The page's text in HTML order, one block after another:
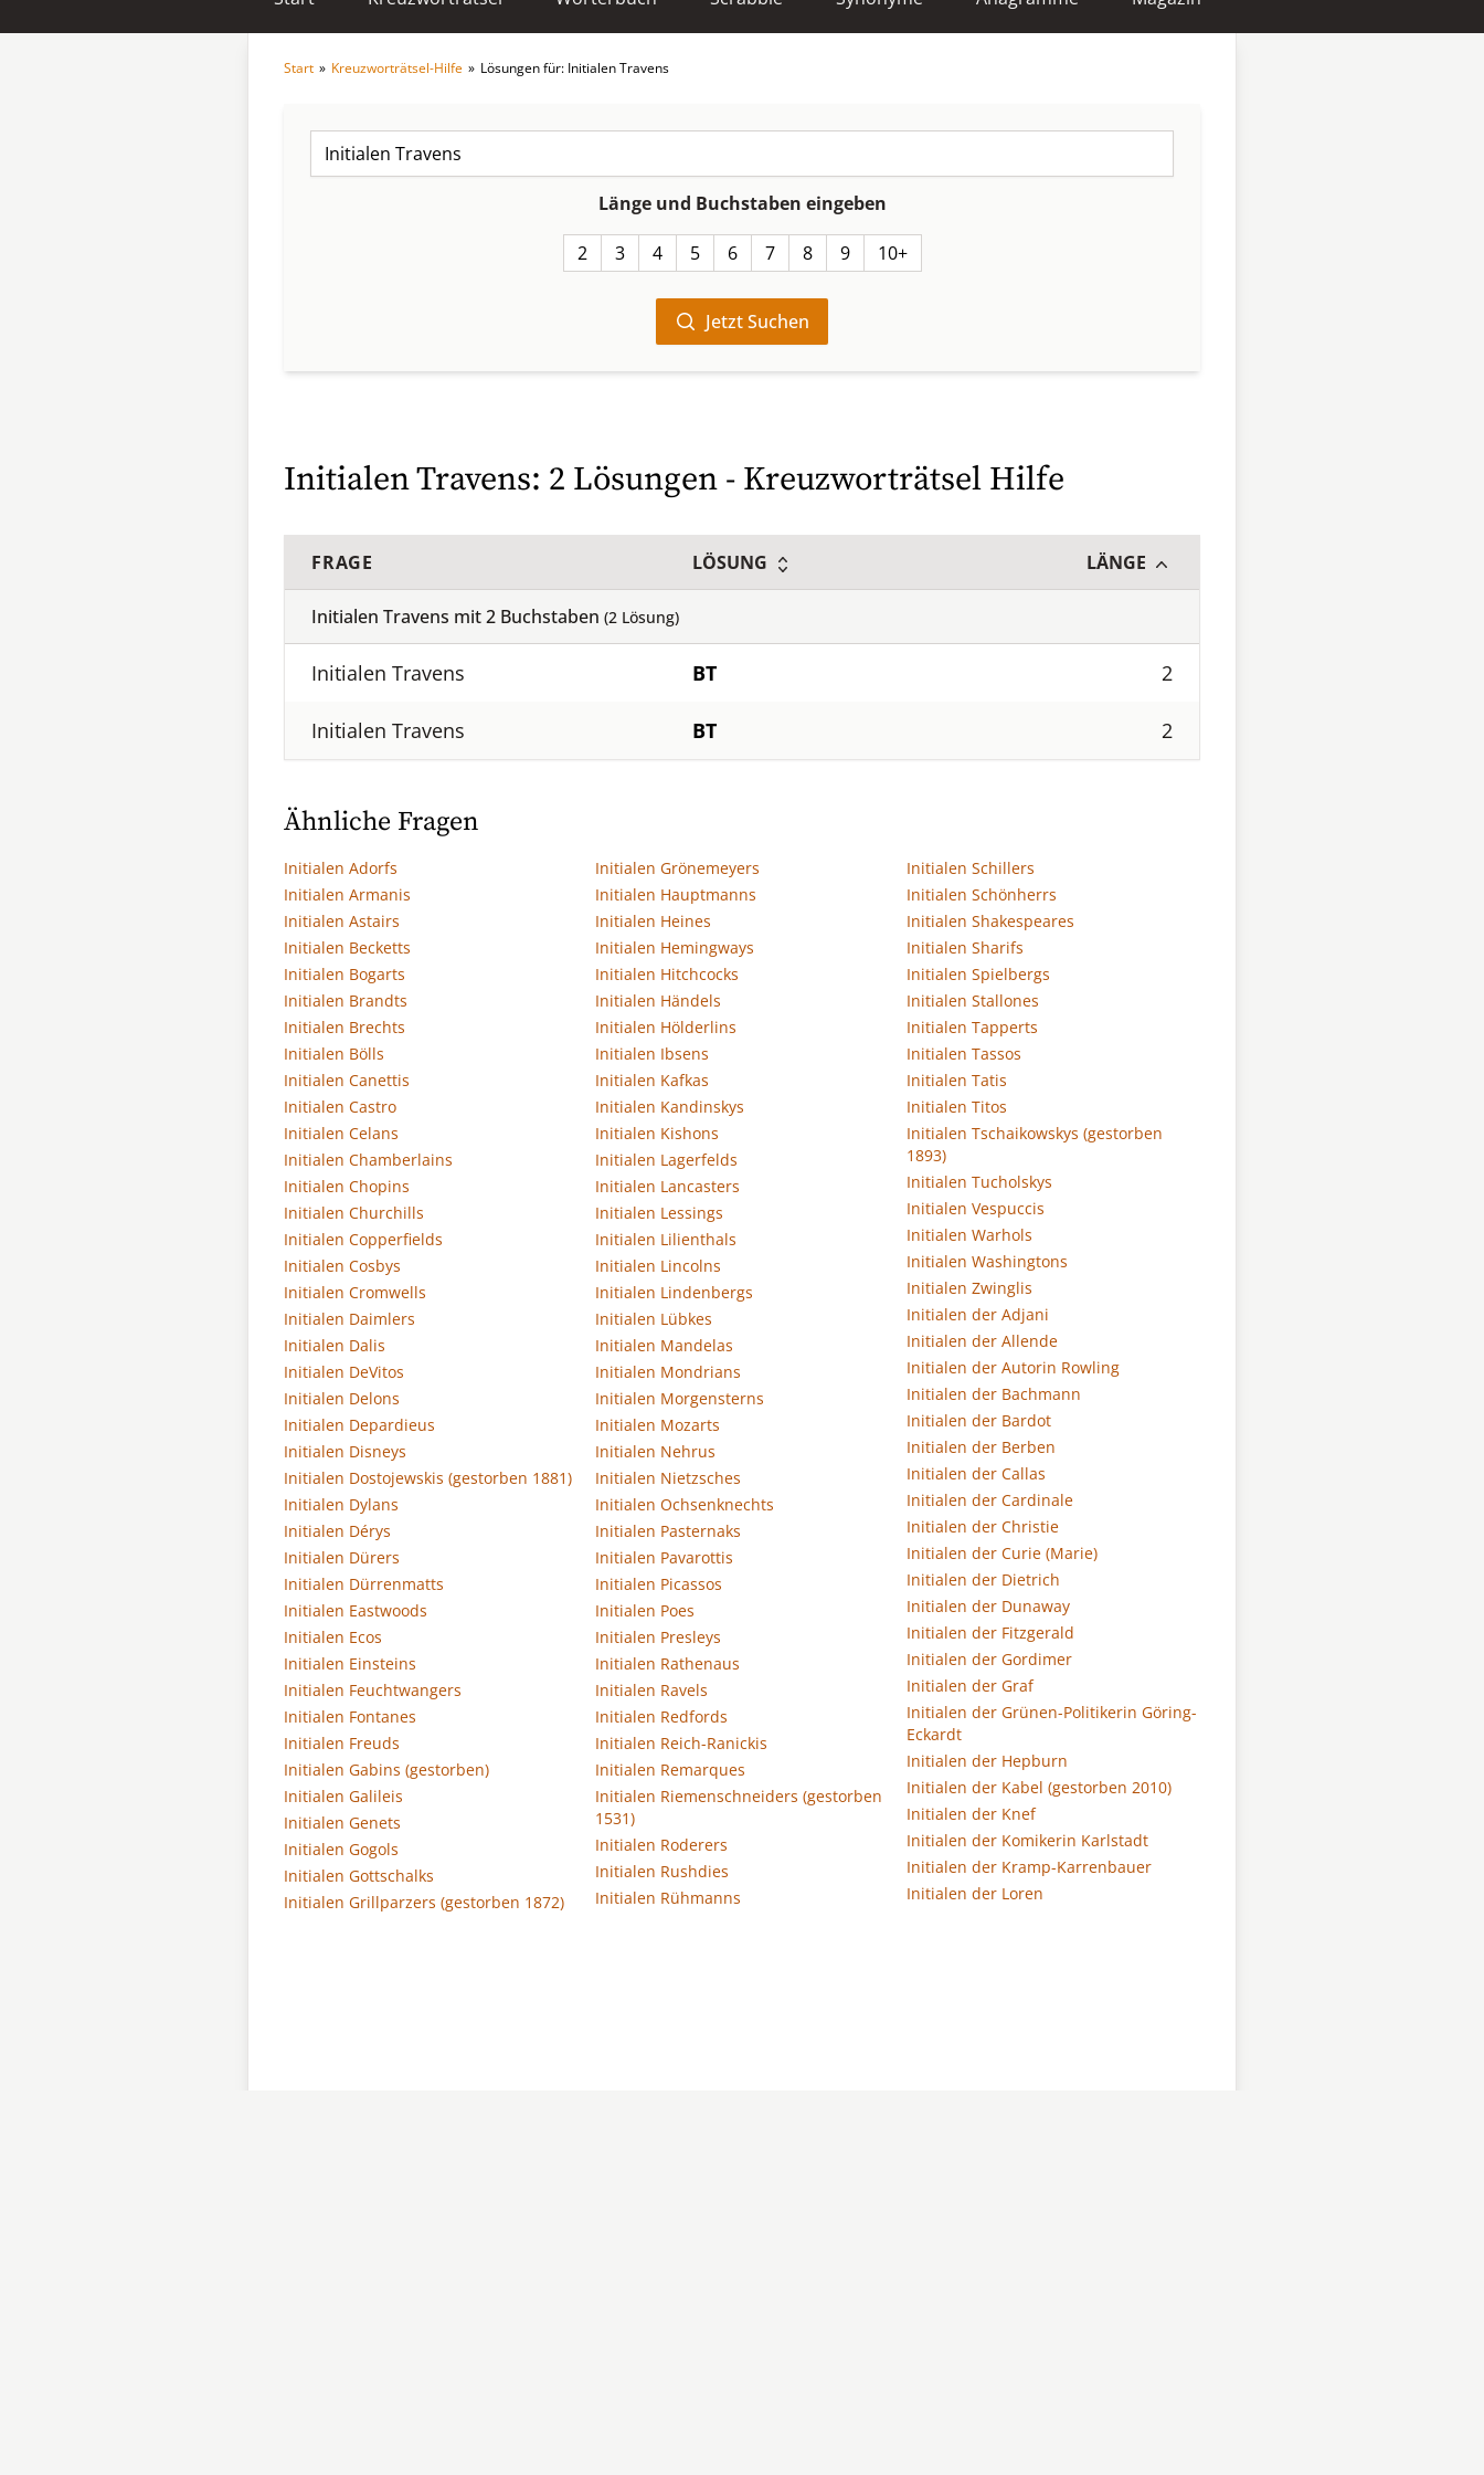
Start » Kreuzworträtsel-Hilfe » Lösungen für: Initialen Travens
Länge und Buchstaben eingeben
2 3 4 5 6 7 8 9 10+
Jetzt Suchen
Initialen Travens: 2 Lösungen - Kreuzworträtsel Hilfe
FRAGE LÖSUNG LÄNGE
Initialen Travens mit2 Buchstaben (2 Lösung)
Initialen Travens BT 2
Initialen Travens BT 2
Ähnliche Fragen
Initialen Adorfs
Initialen Armanis
Initialen Astairs
Initialen Becketts
Initialen Bogarts
Initialen Brandts
Initialen Brechts
Initialen Bölls
Initialen Canettis
Initialen Castro
Initialen Celans
Initialen Chamberlains
Initialen Chopins
Initialen Churchills
Initialen Copperfields
Initialen Cosbys
Initialen Cromwells
Initialen Daimlers
Initialen Dalis
Initialen DeVitos
Initialen Delons
Initialen Depardieus
Initialen Disneys
Initialen Dostojewskis (gestorben 1881)
Initialen Dylans
Initialen Dérys
Initialen Dürers
Initialen Dürrenmatts
Initialen Eastwoods
Initialen Ecos
Initialen Einsteins
Initialen Feuchtwangers
Initialen Fontanes
Initialen Freuds
Initialen Gabins (gestorben)
Initialen Galileis
Initialen Genets
Initialen Gogols
Initialen Gottschalks
Initialen Grillparzers (gestorben 1872)
Initialen Grönemeyers
Initialen Hauptmanns
Initialen Heines
Initialen Hemingways
Initialen Hitchcocks
Initialen Händels
Initialen Hölderlins
Initialen Ibsens
Initialen Kafkas
Initialen Kandinskys
Initialen Kishons
Initialen Lagerfelds
Initialen Lancasters
Initialen Lessings
Initialen Lilienthals
Initialen Lincolns
Initialen Lindenbergs
Initialen Lübkes
Initialen Mandelas
Initialen Mondrians
Initialen Morgensterns
Initialen Mozarts
Initialen Nehrus
Initialen Nietzsches
Initialen Ochsenknechts
Initialen Pasternaks
Initialen Pavarottis
Initialen Picassos
Initialen Poes
Initialen Presleys
Initialen Rathenaus
Initialen Ravels
Initialen Redfords
Initialen Reich-Ranickis
Initialen Remarques
Initialen Riemenschneiders (gestorben
1531)
Initialen Roderers
Initialen Rushdies
Initialen Rühmanns
Initialen Schillers
Initialen Schönherrs
Initialen Shakespeares
Initialen Sharifs
Initialen Spielbergs
Initialen Stallones
Initialen Tapperts
Initialen Tassos
Initialen Tatis
Initialen Titos
Initialen Tschaikowskys (gestorben
1893)
Initialen Tucholskys
Initialen Vespuccis
Initialen Warhols
Initialen Washingtons
Initialen Zwinglis
Initialen der Adjani
Initialen der Allende
Initialen der Autorin Rowling
Initialen der Bachmann
Initialen der Bardot
Initialen der Berben
Initialen der Callas
Initialen der Cardinale
Initialen der Christie
Initialen der Curie (Marie)
Initialen der Dietrich
Initialen der Dunaway
Initialen der Fitzgerald
Initialen der Gordimer
Initialen der Graf
Initialen der Grünen-Politikerin Göring-
Eckardt
Initialen der Hepburn
Initialen der Kabel (gestorben 2010)
Initialen der Knef
Initialen der Komikerin Karlstadt
Initialen der Kramp-Karrenbauer
Initialen der Loren